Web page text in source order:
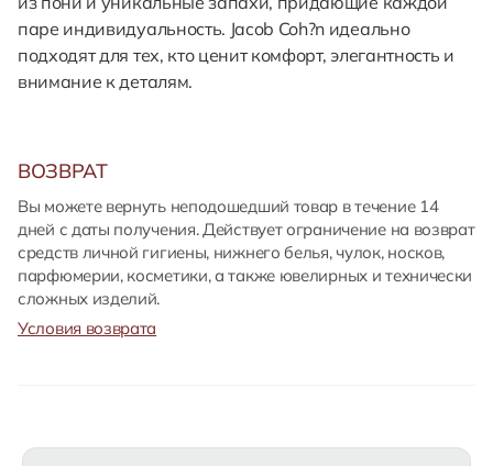
паре индивидуальность. Jacob Coh?n идеально
подходят для тех, кто ценит комфорт, элегантность и
внимание к деталям.
ВОЗВРАТ
Вы можете вернуть неподошедший товар в течение 14
дней с даты получения. Действует ограничение на возврат
средств личной гигиены, нижнего белья, чулок, носков,
парфюмерии, косметики, а также ювелирных и технически
сложных изделий.
Условия возврата